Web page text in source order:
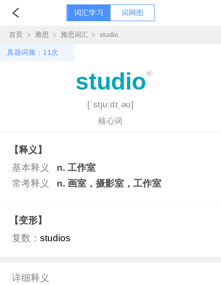
词汇学习 词网图
首页 雅思 雅思词汇 studio
真题词频：11次
studio
[ˈstjuːdɪˌəʊ]
核心词
【释义】
基本释义
n. 工作室
常考释义
n. 画室，摄影室，工作室
【变形】
复数： studios
详细释义